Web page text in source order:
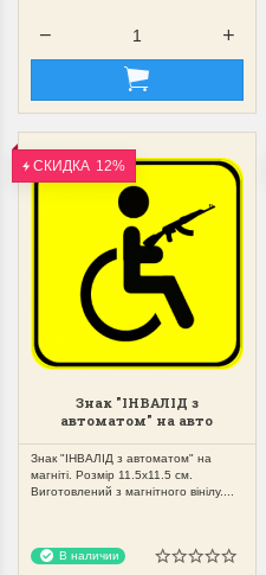
ОБ'ЄМНИЙ НА
КРИШУ АВТО
МАГНІТІ
ЗЙОМНИЙ
Дякую!!!
Гарна якість , супер ціна,
приємне обслуговування!
Рекомендую!!!
Галина Дашкевич
СКИДКА 12%
Знак "ІНВАЛІД з
автоматом" на авто
Знак "ІНВАЛІД з автоматом" на
магніті. Розмір 11.5х11.5 см.
Виготовлений з магнітного вінілу....
В наличии